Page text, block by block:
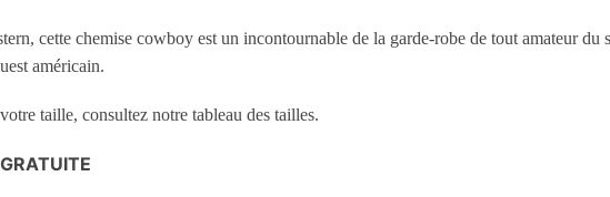
cette chemise cowboy est un incontournable de la garde-robe de tout amateur
américain.
taille, consultez notre tableau des tailles.